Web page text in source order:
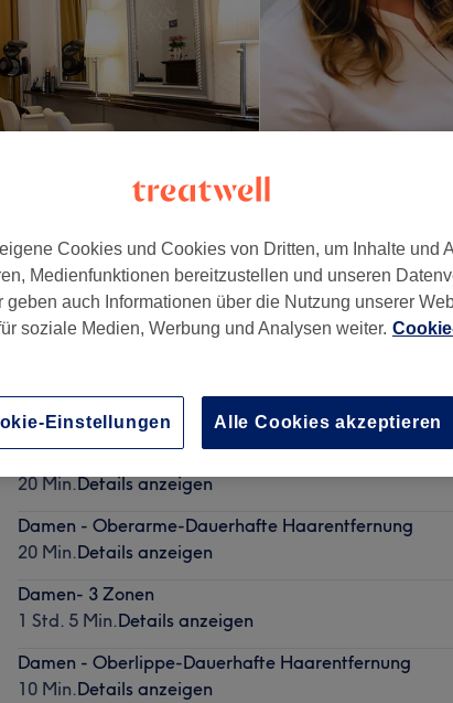
10 Min.Details anzeigen
Damen - Unterarme-Dauerhafte Haarentfernung
20 Min.Details anzeigen
Damen - Oberarme-Dauerhafte Haarentfernung
20 Min.Details anzeigen
Damen- 3 Zonen
1 Std. 5 Min.Details anzeigen
Damen - Oberlippe-Dauerhafte Haarentfernung
10 Min.Details anzeigen
Cookies und Cookies von Dritten, um Inhalte und
Medienfunktionen bereitzustellen und unseren
geben auch Informationen über die Nutzung unserer
soziale Medien, Werbung und Analysen weiter.
Einstellungen Alle Cookies akzeptieren